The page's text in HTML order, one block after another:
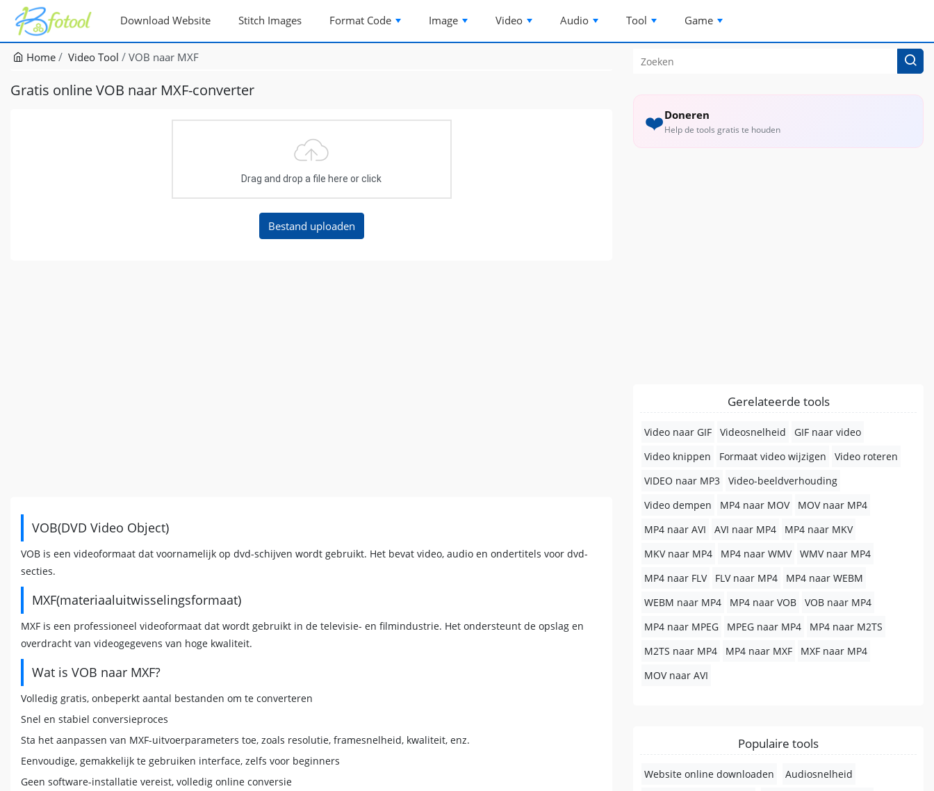
Download Website Stitch Images Format Code Image Video Audio Tool Game
Home Video Tool VOB naar MXF
Gratis online VOB naar MXF-converter
Drag and drop a file here or click
VOB(DVD Video Object)
VOB is een videoformaat dat voornamelijk op dvd-schijven wordt gebruikt. Het bevat video, audio en ondertitels voor dvd-
secties.
MXF(materiaaluitwisselingsformaat)
MXF is een professioneel videoformaat dat wordt gebruikt in de televisie- en filmindustrie. Het ondersteunt de opslag en
overdracht van videogegevens van hoge kwaliteit.
Wat is VOB naar MXF?
Volledig gratis, onbeperkt aantal bestanden om te converteren
Snel en stabiel conversieproces
Sta het aanpassen van MXF-uitvoerparameters toe, zoals resolutie, framesnelheid, kwaliteit, enz.
Eenvoudige, gemakkelijk te gebruiken interface, zelfs voor beginners
Geen software-installatie vereist, volledig online conversie
❤️Doneren
Help de tools gratis te houden
Gerelateerde tools
Video naar GIF Videosnelheid
GIF naar video
Video knippen
Formaat video wijzigen
Video roteren
VIDEO naar MP3
Video-beeldverhouding
Video dempen
MP4 naar MOV
MOV naar MP4
MP4 naar AVI
AVI naar MP4
MP4 naar MKV
MKV naar MP4
MP4 naar WMV
WMV naar MP4
MP4 naar FLV
FLV naar MP4
MP4 naar WEBM
WEBM naar MP4
MP4 naar VOB
VOB naar MP4
MP4 naar MPEG
MPEG naar MP4
MP4 naar M2TS
M2TS naar MP4
MP4 naar MXF
MXF naar MP4
MOV naar AVI
Populaire tools
Website online downloaden
Audiosnelheid